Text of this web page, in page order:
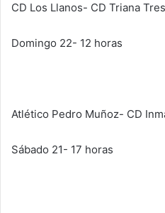
CD Los Llanos- CD Triana
Domingo 22- 12 horas
Atlético Pedro Muñoz- CD
Sábado 21- 17 horas